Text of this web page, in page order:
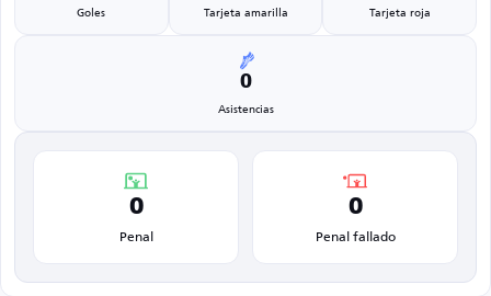
Goles Tarjeta amarilla Tarjeta roja
0
Asistencias
0
Penal
0
Penal fallado